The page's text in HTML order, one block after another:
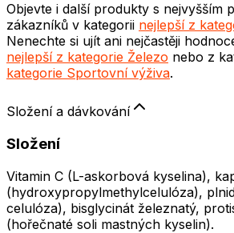
Objevte i další produkty s nejvyšším
zákazníků v kategorii nejlepší z
Nenechte si ujít ani nejčastěji
nejlepší z kategorie Železo nebo z
kategorie Sportovní výživa.
Složení a dávkování
Složení
Vitamin C (L-askorbová kyselina),
(hydroxypropylmethylcelulóza),
celulóza), bisglycinát železnatý,
(hořečnaté soli mastných kyselin).